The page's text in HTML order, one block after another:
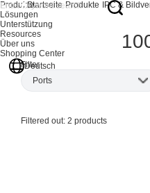
Produkte
Lösungen
Unterstützung
Resources
Über uns
Shopping Center
Deutsch
Startseite Produkte IPC &
Filter
Ports
Dual-port (2)
Filtered out: 2 products